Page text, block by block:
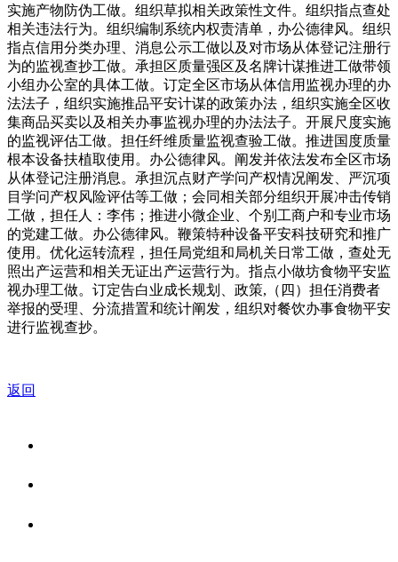
实施产物防伪工做。组织草拟相关政策性文件。组织指点查处
相关违法行为。组织编制系统内权责清单，办公德律风。组织
指点信用分类办理、消息公示工做以及对市场从体登记注册行
为的监视查抄工做。承担区质量强区及名牌计谋推进工做带领
小组办公室的具体工做。订定全区市场从体信用监视办理的办
法法子，组织实施推品平安计谋的政策办法，组织实施全区收
集商品买卖以及相关办事监视办理的办法法子。开展尺度实施
的监视评估工做。担任纤维质量监视查验工做。推进国度质量
根本设备扶植取使用。办公德律风。阐发并依法发布全区市场
从体登记注册消息。承担沉点财产学问产权情况阐发、严沉项
目学问产权风险评估等工做；会同相关部分组织开展冲击传销
工做，担任人：李伟；推进小微企业、个别工商户和专业市场
的党建工做。办公德律风。鞭策特种设备平安科技研究和推广
使用。优化运转流程，担任局党组和局机关日常工做，查处无
照出产运营和相关无证出产运营行为。指点小做坊食物平安监
视办理工做。订定告白业成长规划、政策,（四）担任消费者
举报的受理、分流措置和统计阐发，组织对餐饮办事食物平安
进行监视查抄。
返回